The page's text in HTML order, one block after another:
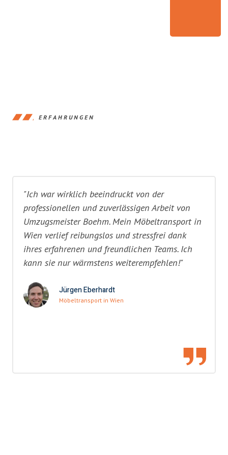
ERFAHRUNGEN
"Ich war wirklich beeindruckt von der
professionellen und zuverlässigen Arbeit von
Umzugsmeister Boehm. Mein Möbeltransport in
Wien verlief reibungslos und stressfrei dank
ihres erfahrenen und freundlichen Teams. Ich
kann sie nur wärmstens weiterempfehlen!"
Jürgen Eberhardt
Möbeltransport in Wien